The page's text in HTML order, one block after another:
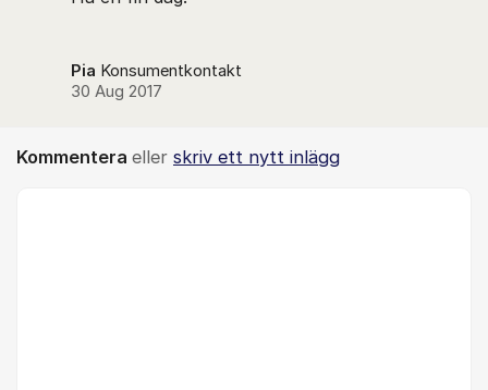
Pia Konsumentkontakt
30 Aug 2017
Kommentera eller skriv ett nytt inlägg